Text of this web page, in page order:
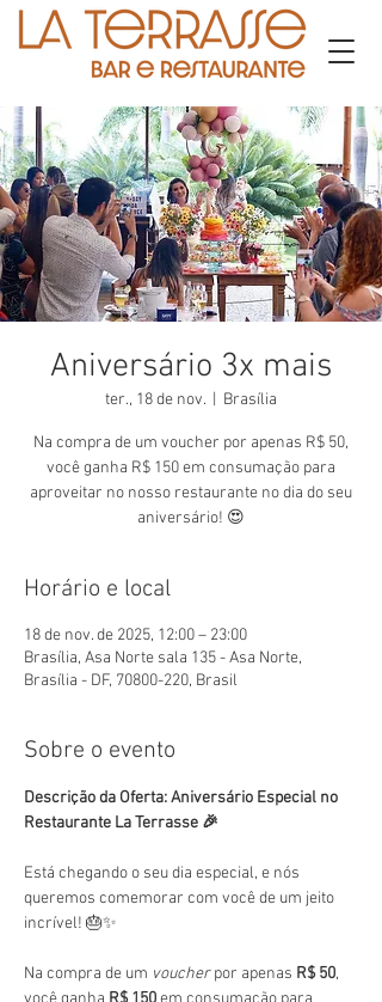
Aniversário 3x mais
ter., 18 de nov. Brasília
Na compra de um voucher por apenas R$ 50,
você ganha R$ 150 em consumação para
aproveitar no nosso restaurante no dia do seu
aniversário! 😍
Horário e local
18 de nov. de 2025, 12:00 – 23:00
Brasília, Asa Norte sala 135 - Asa Norte,
Brasília - DF, 70800-220, Brasil
Sobre o evento
Descrição da Oferta: Aniversário Especial no
Restaurante La Terrasse 🎉
Está chegando o seu dia especial, e nós
queremos comemorar com você de um jeito
incrível! 🎂✨
Na compra de um voucher por apenas R$ 50,